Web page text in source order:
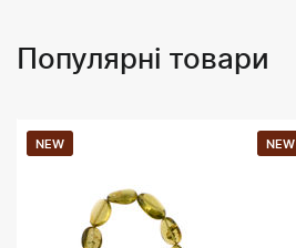
Популярні товари
NEW NEW